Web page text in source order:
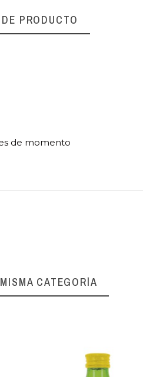
PRODUCTO
de momento
CATEGORÍA